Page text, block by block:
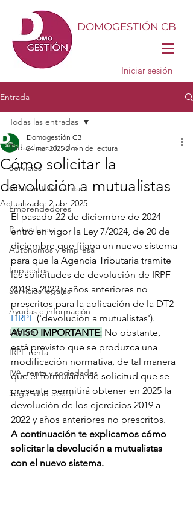
DOMOGESTIÓN CB
Iniciar sesión
Entrada
Todas las entradas
Servicios
Gestión telemática
Emprendedores
Particulares
Autónomos y empresa
Impuestos
Servicios legales
Ayudas e información
Laboral
IRPF renta
IVA, renta y sociedades
Seguridad Social
Todas las entradas
Cómo solicitar la
devolución a mutualistas
Domogestión CB
24 mar 2025 2 min de lectura
Actualizado: 2 abr 2025
El pasado 22 de diciembre de 2024
entró en vigor la Ley 7/2024, de 20 de
diciembre que fijaba un nuevo sistema
para que la Agencia Tributaria tramite
las solicitudes de devolución de IRPF
2019 a 2022 y años anteriores no
prescritos para la aplicación de la DT2
LIRPF ('devolución a mutualistas').
AVISO IMPORTANTE: No obstante,
está previsto que se produzca una
modificación normativa, de tal manera
que el formulario de solicitud que se
presente permitirá obtener en 2025 la
devolución de los ejercicios 2019 a
2022 y años anteriores no prescritos.
A continuación te explicamos cómo
solicitar la devolución a mutualistas
con el nuevo sistema.